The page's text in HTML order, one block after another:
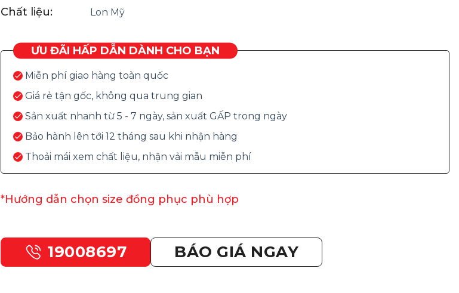
Chất liệu: Lon Mỹ
ƯU ĐÃI HẤP DẪN DÀNH CHO BẠN
Miễn phí giao hàng toàn quốc
Giá rẻ tận gốc, không qua trung gian
Sản xuất nhanh từ 5 - 7 ngày, sản xuất GẤP trong ngày
Bảo hành lên tới 12 tháng sau khi nhận hàng
Thoải mái xem chất liệu, nhận vải mẫu miễn phí
*Hướng dẫn chọn size đồng phục phù hợp
19008697 BÁO GIÁ NGAY